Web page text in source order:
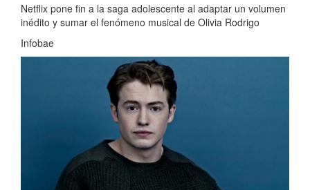
Netflix pone fin a la saga adolescente al adaptar un volumen
inédito y sumar el fenómeno musical de Olivia Rodrigo
Infobae